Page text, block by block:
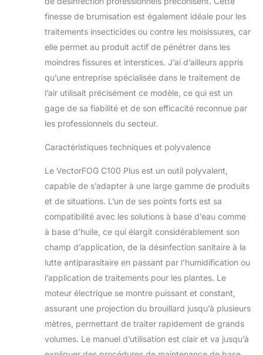
finesse de brumisation est également idéale pour les
traitements insecticides ou contre les moisissures, car
elle permet au produit actif de pénétrer dans les
moindres fissures et interstices. J’ai d’ailleurs appris
qu’une entreprise spécialisée dans le traitement de
l’air utilisait précisément ce modèle, ce qui est un
gage de sa fiabilité et de son efficacité reconnue par
les professionnels du secteur.
Caractéristiques techniques et polyvalence
Le VectorFOG C100 Plus est un outil polyvalent,
capable de s’adapter à une large gamme de produits
et de situations. L’un de ses points forts est sa
compatibilité avec les solutions à base d’eau comme
à base d’huile, ce qui élargit considérablement son
champ d’application, de la désinfection sanitaire à la
lutte antiparasitaire en passant par l’humidification ou
l’application de traitements pour les plantes. Le
moteur électrique se montre puissant et constant,
assurant une projection du brouillard jusqu’à plusieurs
mètres, permettant de traiter rapidement de grands
volumes. Le manuel d’utilisation est clair et va jusqu’à